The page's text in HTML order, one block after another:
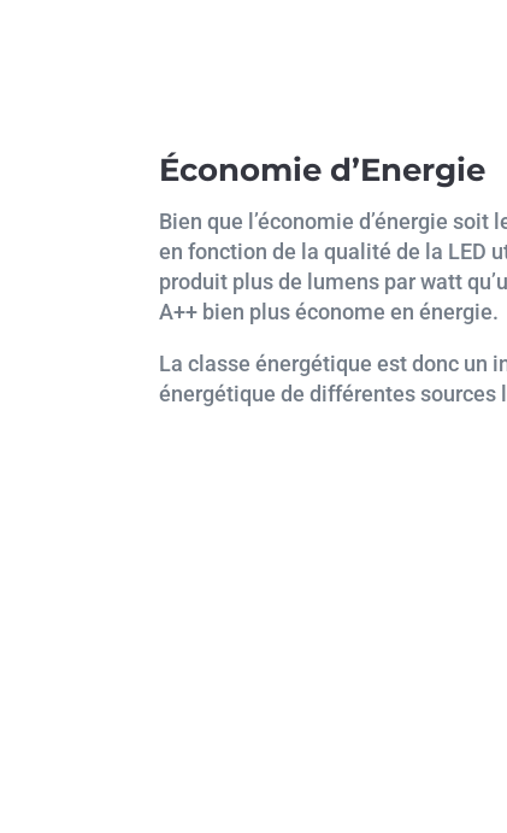
Économie d’Energie
Bien que l’économie d’énergie
en fonction de la qualité de la LED
produit plus de lumens par watt
A++ bien plus économe en énergie.
La classe énergétique est donc un
énergétique de différentes sources